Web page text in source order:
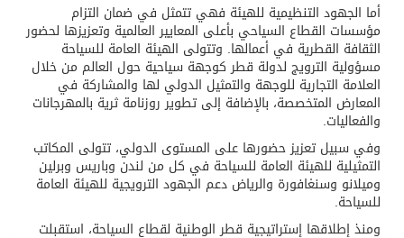
أما الجهود التنظيمية للهيئة فهي تتمثل في ضمان التزام
مؤسسات القطاع السياحي بأعلى المعايير العالمية وتعزيزها لحضور
الثقافة القطرية في أعمالها. وتتولى الهيئة العامة للسياحة
مسؤولية الترويج لدولة قطر كوجهة سياحية حول العالم من خلال
العلامة التجارية للوجهة والتمثيل الدولي لها والمشاركة في
المعارض المتخصصة، بالإضافة إلى تطوير روزنامة ثرية بالمهرجانات
والفعاليات.
وفي سبيل تعزيز حضورها على المستوى الدولي، تتولى المكاتب
التمثيلية للهيئة العامة للسياحة في كل من لندن وباريس وبرلين
وميلانو وسنغافورة والرياض دعم الجهود الترويجية للهيئة العامة
للسياحة.
ومنذ إطلاقها إستراتيجية قطر الوطنية لقطاع السياحة، استقبلت